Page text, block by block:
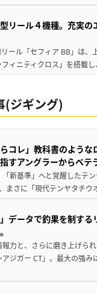
リール４機種。充実
ール「セフィア BB」は
ィニティクロス」を搭載
(ジギング)
らコレ」教科書のよう
すアングラーからベテ
「新基準」へと覚醒したテ
まさに「現代テンヤタチ
データで釣果を制す
力と、さらに磨き上げら
ジガー CT」。最大の強